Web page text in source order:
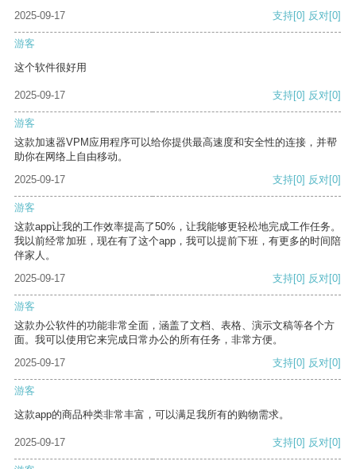
2025-09-17
支持[0] 反对[0]
游客
这个软件很好用
2025-09-17 支持[0] 反对[0]
游客
这款加速器VPM应用程序可以给你提供最高速度和安全性的连接，并帮
助你在网络上自由移动。
2025-09-17
支持[0] 反对[0]
游客
这款app让我的工作效率提高了50%，让我能够更轻松地完成工作任务。
我以前经常加班，现在有了这个app，我可以提前下班，有更多的时间陪
伴家人。
2025-09-17
支持[0] 反对[0]
游客
这款办公软件的功能非常全面，涵盖了文档、表格、演示文稿等各个方
面。我可以使用它来完成日常办公的所有任务，非常方便。
2025-09-17
支持[0] 反对[0]
游客
这款app的商品种类非常丰富，可以满足我所有的购物需求。
2025-09-17 支持[0] 反对[0]